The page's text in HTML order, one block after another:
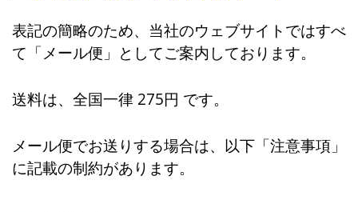
表記の簡略のため、当社のウェブサイトではすべ
て「メール便」としてご案内しております。
送料は、全国一律 275円 です。
メール便でお送りする場合は、以下「注意事項」
に記載の制約があります。